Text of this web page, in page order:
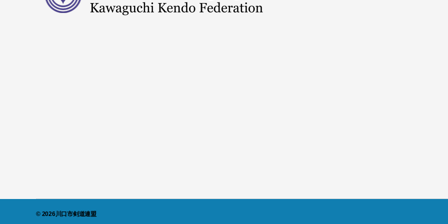
© 2026川口市剣道連盟